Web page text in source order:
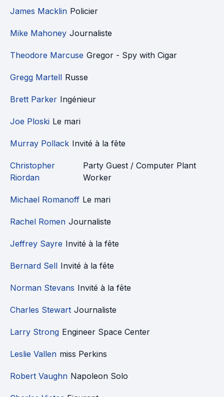
James Macklin Policier
Mike Mahoney Journaliste
Theodore Marcuse Gregor - Spy with Cigar
Gregg Martell Russe
Brett Parker Ingénieur
Joe Ploski Le mari
Murray Pollack Invité à la fête
Christopher
Riordan
Party Guest / Computer Plant
Worker
Michael Romanoff Le mari
Rachel Romen Journaliste
Jeffrey Sayre Invité à la fête
Bernard Sell Invité à la fête
Norman Stevans Invité à la fête
Charles Stewart Journaliste
Larry Strong Engineer Space Center
Leslie Vallen miss Perkins
Robert Vaughn Napoleon Solo